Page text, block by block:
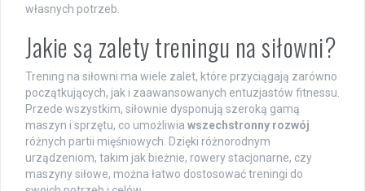
własnych potrzeb.
Jakie są zalety treningu na siłowni?
Trening na siłowni ma wiele zalet, które przyciągają zarówno
początkujących, jak i zaawansowanych entuzjastów fitnessu.
Przede wszystkim, siłownie dysponują szeroką gamą
maszyn i sprzętu, co umożliwia wszechstronny rozwój
różnych partii mięśniowych. Dzięki różnorodnym
urządzeniom, takim jak bieżnie, rowery stacjonarne, czy
maszyny siłowe, można łatwo dostosować treningi do